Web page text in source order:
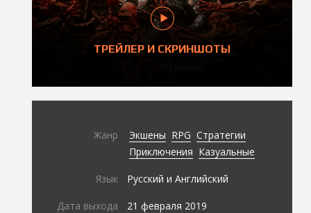
ТРЕЙЛЕР И СКРИНШОТЫ
Жанр Экшены RPG Стратегии
Приключения Казуальные
Язык Русский и Английский
Дата выхода 21 февраля 2019